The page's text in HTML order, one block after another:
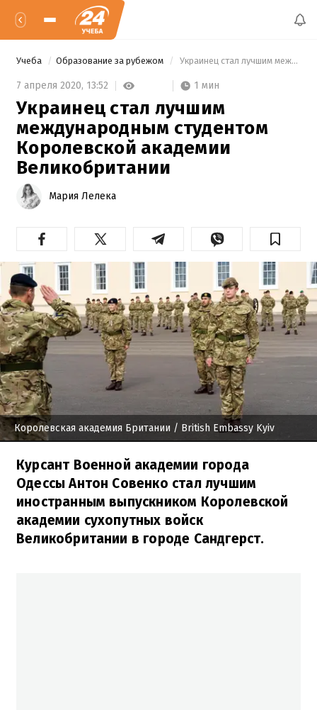
Учеба Образование за рубежом Украинец стал лучшим международным студентом Королевской академии Великобритании
7 апреля 2020, 13:52 1 мин
Украинец стал лучшим
международным студентом
Королевской академии
Великобритании
Мария Лелека
Королевская академия Британии / British Embassy Kyiv
Курсант Военной академии города
Одессы Антон Совенко стал лучшим
иностранным выпускником Королевской
академии сухопутных войск
Великобритании в городе Сандгерст.